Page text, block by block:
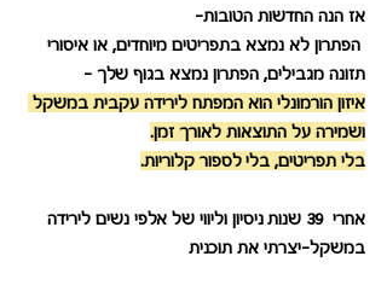
אז הנה החדשות הטובות-
הפתרון לא נמצא בתפריטים מיוחדים, או איסורי
תזונה מגבילים, הפתרון נמצא בגוף שלך -
איזון הורמונלי הוא המפתח לירידה עקבית במשקל
ושמירה על התוצאות לאורך זמן.
בלי תפריטים, בלי לספור קלוריות.
אחרי  39 שנות ניסיון וליווי של אלפי נשים לירידה
במשקל-יצרתי את תוכנית